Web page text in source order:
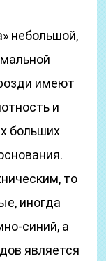
небольшой,
имеют
и
больших
то
иногда
синий, а
является